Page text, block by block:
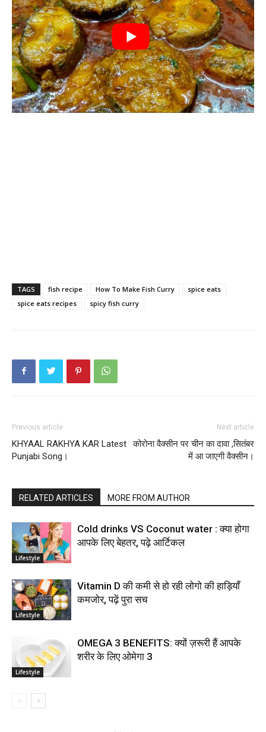
TAGS fish recipe How To Make Fish Curry
spice eats
spice eats recipes
spicy fish curry
Previous article
KHYAAL RAKHYA KAR Latest
Punjabi Song।
Next article
कोरोना वैक्सीन पर चीन का दावा ,सितंबर
में आ जाएगी वैक्सीन।
RELATED ARTICLES MORE FROM AUTHOR
Lifestyle
Cold drinks VS Coconut water : क्या होगा
आपके लिए बेहतर, पढ़े आर्टिकल
Lifestyle
Vitamin D की कमी से हो रही लोगो की हाड़ियाँ
कमजोर, पढ़ें पुरा सच
Lifestyle
OMEGA 3 BENEFITS: क्यों ज़रूरी हैं आपके
शरीर के लिए ओमेगा 3